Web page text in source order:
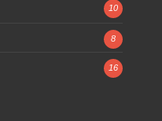
10
8
16